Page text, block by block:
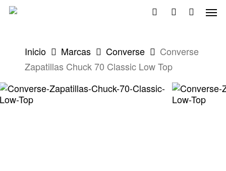
Skip
Inicio Marcas Converse
Converse
Zapatillas Chuck 70 Classic Low Top